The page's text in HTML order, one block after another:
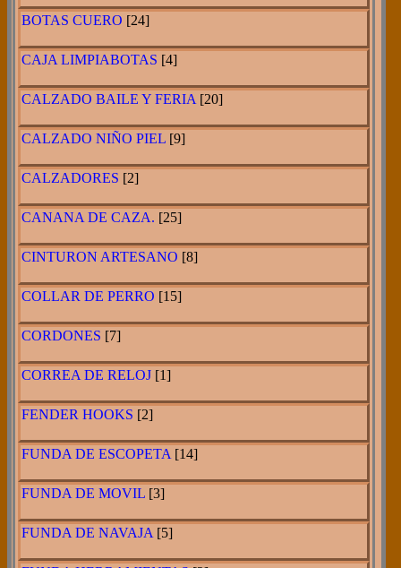
BOTAS CUERO [24]
CAJA LIMPIABOTAS [4]
CALZADO BAILE Y FERIA [20]
CALZADO NIÑO PIEL [9]
CALZADORES [2]
CANANA DE CAZA. [25]
CINTURON ARTESANO [8]
COLLAR DE PERRO [15]
CORDONES [7]
CORREA DE RELOJ [1]
FENDER HOOKS [2]
FUNDA DE ESCOPETA [14]
FUNDA DE MOVIL [3]
FUNDA DE NAVAJA [5]